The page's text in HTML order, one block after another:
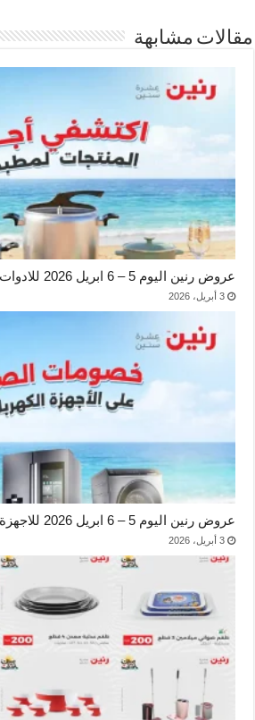
مقالات مشابهة
عروض رنين اليوم 5 – 6 ابريل 2026 للادوات المنزلية
3 أبريل، 2026
عروض رنين اليوم 5 – 6 ابريل 2026 للاجهزة الكهربائية
3 أبريل، 2026